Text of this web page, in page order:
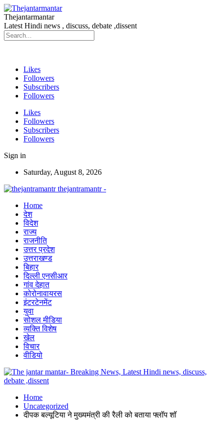
Thejantarmantar
Latest Hindi news , discuss, debate ,dissent
Likes
Followers
Subscribers
Followers
Likes
Followers
Subscribers
Followers
Sign in
Saturday, August 8, 2026
thejantramantr -
Home
देश
विदेश
राज्य
राजनीति
उत्तर प्रदेश
उत्तराखण्ड
बिहार
दिल्ली एनसीआर
गांव देहात
कोरोनावायरस
इंटरटेनमेंट
युवा
सोशल मीडिया
व्यक्ति विशेष
खेल
विचार
वीडियो
Home
Uncategorized
दीपक बल्यूटिया ने मुख्यमंत्री की रैली को बताया फ्लॉप शॉ